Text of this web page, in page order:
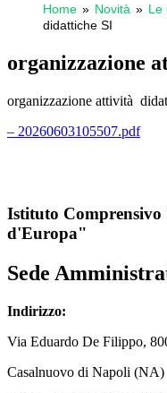
Home Novità Le
didattiche SI
organizzazione
organizzazione attività
– 20260603105507.pdf
Istituto
d'Europa"
Sede
Indirizzo:
Via Eduardo De Filippo,
Casalnuovo di Napoli (NA)